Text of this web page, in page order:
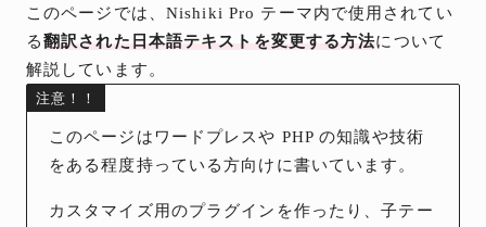
このページでは、Nishiki Pro テーマ内で使用されてい
る翻訳された日本語テキストを変更する方法について
解説しています。
注意！！
このページはワードプレスや PHP の知識や技術
をある程度持っている方向けに書いています。
カスタマイズ用のプラグインを作ったり、子テー